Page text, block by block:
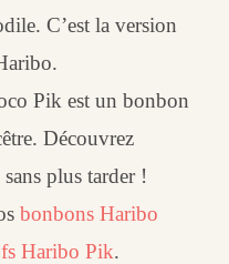
C’est la version
Pik est un bonbon
Découvrez
sans plus tarder !
bonbons Haribo
Haribo Pik.